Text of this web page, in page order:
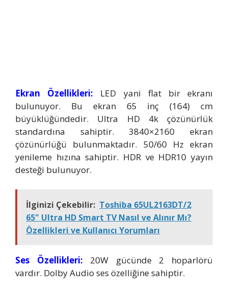
Ekran Özellikleri: LED yani flat bir ekranı
bulunuyor. Bu ekran 65 inç (164) cm
büyüklüğündedir. Ultra HD 4k çözünürlük
standardına sahiptir. 3840×2160 ekran
çözünürlüğü bulunmaktadır. 50/60 Hz ekran
yenileme hızına sahiptir. HDR ve HDR10 yayın
desteği bulunuyor.
İlginizi Çekebilir: Toshiba 65UL2163DT/2
65" Ultra HD Smart TV Nasıl ve Alınır Mı?
Özellikleri ve Kullanıcı Yorumları
Ses Özellikleri:
20W gücünde 2 hoparlörü
vardır. Dolby Audio ses özelliğine sahiptir.